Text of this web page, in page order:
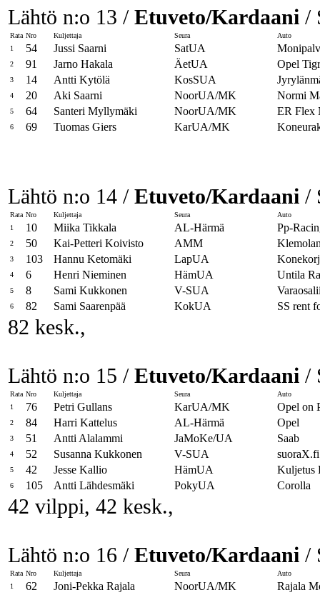
Lähtö n:o 13 / Etuveto/Kardaani /
Rata Nro Kuljettaja Seura
Auto
1
54 Jussi Saarni SatUA
2 91 Jarno Hakala ÄetUA Opel
3 14 Antti Kytölä KosSUA
4 20 Aki Saarni NoorUA/MK Normi
5 64 Santeri Myllymäki NoorUA/MK ER Flex
6 69 Tuomas Giers KarUA/MK
Lähtö n:o 14 / Etuveto/Kardaani /
Rata Nro Kuljettaja Seura
Auto
1
10 Miika Tikkala AL-Härmä Pp-
2 50 Kai-Petteri Koivisto AMM
3 103 Hannu Ketomäki LapUA
4 6 Henri Nieminen HämUA Untila
5 8 Sami Kukkonen V-SUA
6 82 Sami Saarenpää KokUA SS rent
82 kesk.,
Lähtö n:o 15 / Etuveto/Kardaani /
Rata Nro Kuljettaja Seura
Auto
1
76 Petri Gullans KarUA/MK Opel on
2 84 Harri Kattelus AL-Härmä Opel
3 51 Antti Alalammi JaMoKe/UA Saab
4 52 Susanna Kukkonen V-SUA
5 42 Jesse Kallio HämUA Kuljetus
6 105 Antti Lähdesmäki PokyUA Corolla
42 vilppi, 42 kesk.,
Lähtö n:o 16 / Etuveto/Kardaani /
Rata Nro Kuljettaja Seura
Auto
1
62 Joni-Pekka Rajala NoorUA/MK Rajala